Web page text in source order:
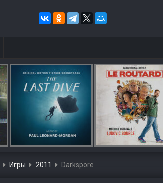
Игры 2011 Darkspore